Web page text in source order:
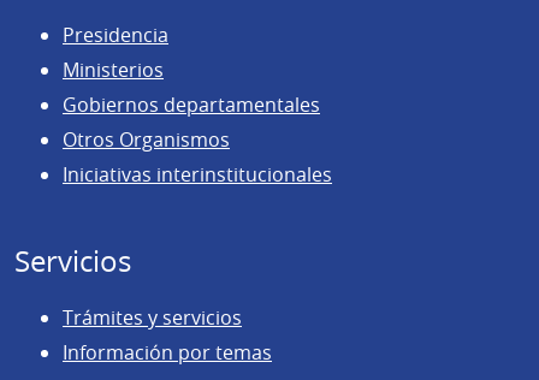
Presidencia
Ministerios
Gobiernos departamentales
Otros Organismos
Iniciativas interinstitucionales
Servicios
Trámites y servicios
Información por temas